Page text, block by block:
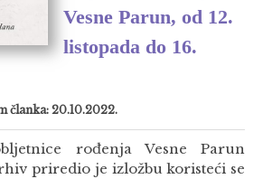
Vesne Parun, od 12.
listopada do 16.
članka: 20.10.2022.
rođenja Vesne Parun
priredio je izložbu koristeći se